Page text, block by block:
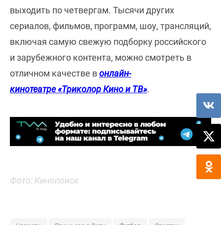
выходить по четвергам. Тысячи других
сериалов, фильмов, программ, шоу, трансляций,
включая самую свежую подборку российского
и зарубежного контента, можно смотреть в
отличном качестве вонлайн-
кинотеатре «Триколор Кино и ТВ».
Фото: Кинопоиск